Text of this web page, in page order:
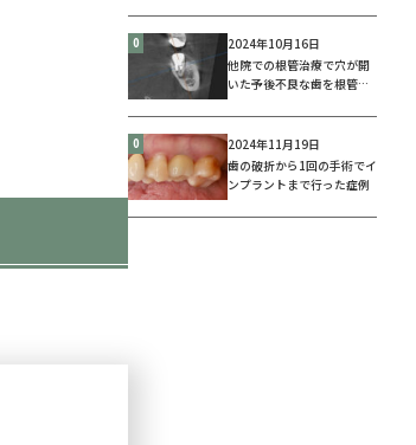
0
2024年10月16日
他院での根管治療で穴が開
いた予後不良な歯を根管治
0
2024年11月19日
歯の破折から1回の手術でイ
ンプラントまで行った症例